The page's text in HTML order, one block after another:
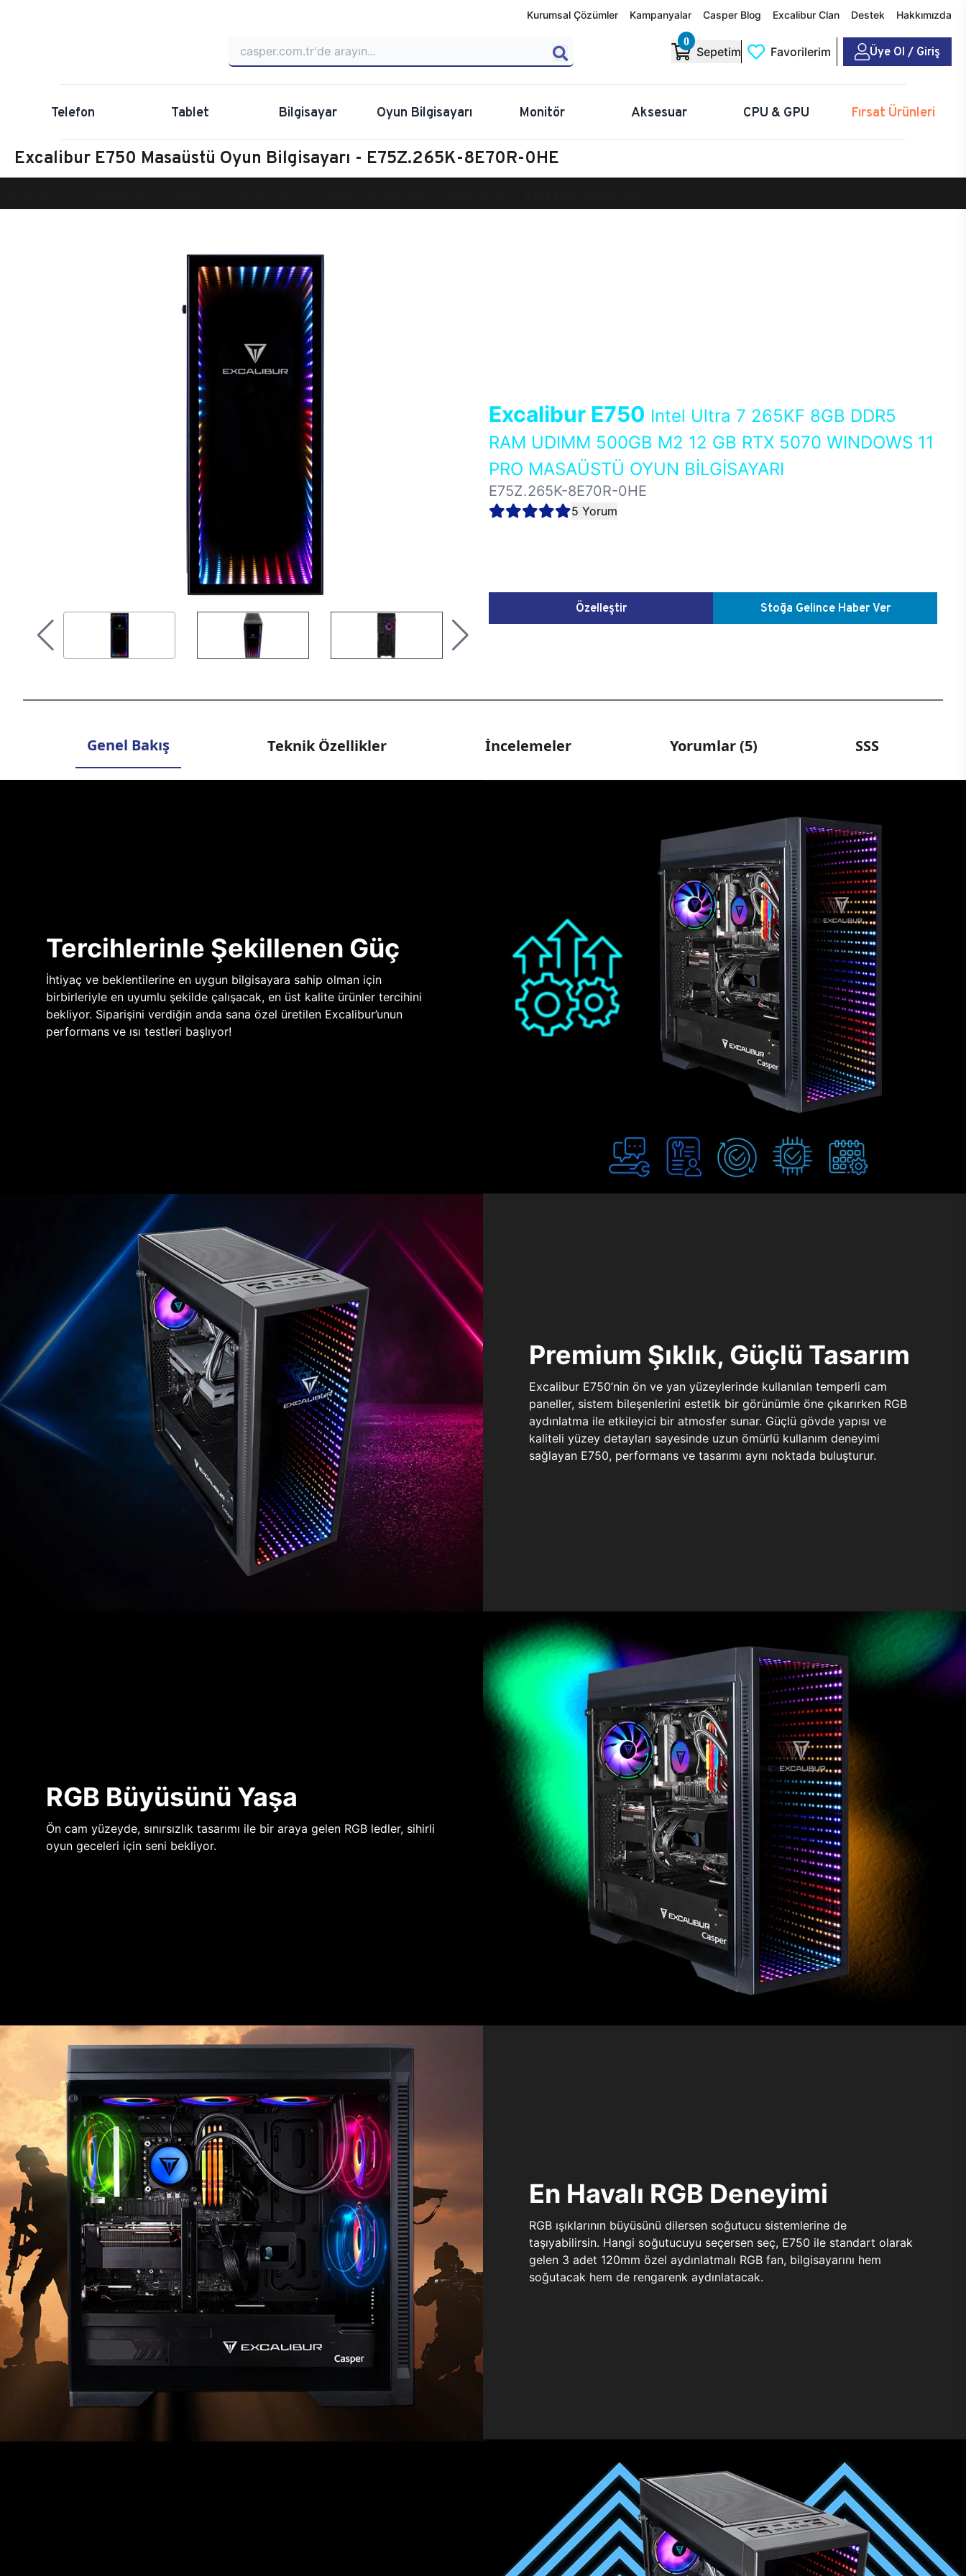
Kurumsal Çözümler Kampanyalar Casper Blog Excalibur Clan Destek Hakkımızda
0
Sepetim Favorilerim Üye Ol / Giriş
Telefon Tablet Bilgisayar Oyun Bilgisayarı Monitör Aksesuar CPU & GPU Fırsat Ürünleri
Excalibur E750 Masaüstü Oyun Bilgisayarı - E75Z.265K-8E70R-0HE
Excalibur E750 Intel Ultra 7 265KF 8GB DDR5
RAM UDIMM 500GB M2 12 GB RTX 5070 WINDOWS 11
PRO MASAÜSTÜ OYUN BİLGİSAYARI
E75Z.265K-8E70R-0HE
5 Yorum
Özelleştir Stoğa Gelince Haber Ver
Genel Bakış Teknik Özellikler İncelemeler Yorumlar (5) SSS
Tercihlerinle Şekillenen Güç
İhtiyaç ve beklentilerine en uygun bilgisayara sahip olman için
birbirleriyle en uyumlu şekilde çalışacak, en üst kalite ürünler tercihini
bekliyor. Siparişini verdiğin anda sana özel üretilen Excalibur’unun
performans ve ısı testleri başlıyor!
Premium Şıklık, Güçlü Tasarım
Excalibur E750’nin ön ve yan yüzeylerinde kullanılan temperli cam
paneller, sistem bileşenlerini estetik bir görünümle öne çıkarırken RGB
aydınlatma ile etkileyici bir atmosfer sunar. Güçlü gövde yapısı ve
kaliteli yüzey detayları sayesinde uzun ömürlü kullanım deneyimi
sağlayan E750, performans ve tasarımı aynı noktada buluşturur.
RGB Büyüsünü Yaşa
Ön cam yüzeyde, sınırsızlık tasarımı ile bir araya gelen RGB ledler, sihirli
oyun geceleri için seni bekliyor.
En Havalı RGB Deneyimi
RGB ışıklarının büyüsünü dilersen soğutucu sistemlerine de
taşıyabilirsin. Hangi soğutucuyu seçersen seç, E750 ile standart olarak
gelen 3 adet 120mm özel aydınlatmalı RGB fan, bilgisayarını hem
soğutacak hem de rengarenk aydınlatacak.